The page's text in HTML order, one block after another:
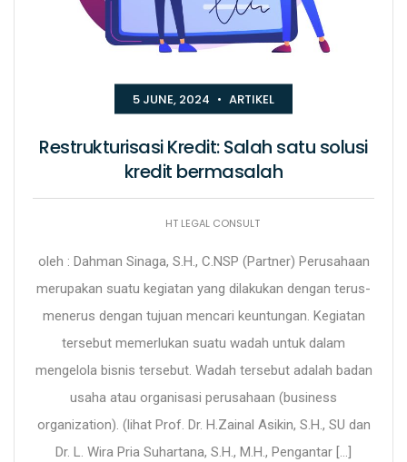
5 JUNE, 2024 • ARTIKEL
Restrukturisasi Kredit: Salah satu solusi
kredit bermasalah
HT LEGAL CONSULT
oleh : Dahman Sinaga, S.H., C.NSP (Partner) Perusahaan
merupakan suatu kegiatan yang dilakukan dengan terus-
menerus dengan tujuan mencari keuntungan. Kegiatan
tersebut memerlukan suatu wadah untuk dalam
mengelola bisnis tersebut. Wadah tersebut adalah badan
usaha atau organisasi perusahaan (business
organization). (lihat Prof. Dr. H.Zainal Asikin, S.H., SU dan
Dr. L. Wira Pria Suhartana, S.H., M.H., Pengantar […]